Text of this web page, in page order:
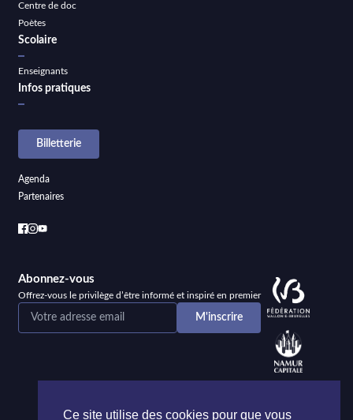
Centre de doc
Poètes
Scolaire
Enseignants
Infos pratiques
Billetterie
Agenda
Partenaires
Abonnez-vous
Offrez-vous le privilège d’être informé et inspiré en premier
Ce site utilise des cookies pour que vous